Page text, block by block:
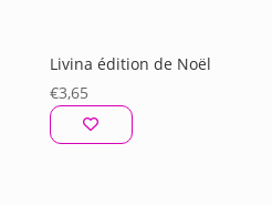
Livina édition de Noël
€3,65